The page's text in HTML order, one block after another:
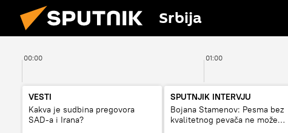
Srbija
00:00 01:00
VESTI
Kakva je sudbina pregovora
SAD-a i Irana?
SPUTNJIK INTERVJU
Bojana Stamenov: Pesma bez
kvalitetnog pevača ne može